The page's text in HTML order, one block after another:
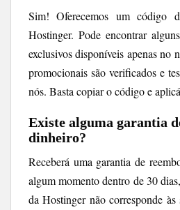
Sim! Oferecemos um código
Hostinger. Pode encontrar
exclusivos disponíveis apenas no
promocionais são verificados e
nós. Basta copiar o código e
Existe alguma garantia
dinheiro?
Receberá uma garantia de
algum momento dentro de 30
da Hostinger não corresponde às